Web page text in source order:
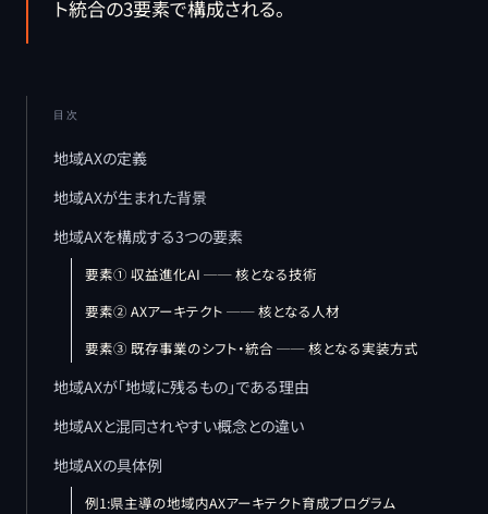
ト統合の3要素で構成される。
目次
地域AXの定義
地域AXが生まれた背景
地域AXを構成する3つの要素
要素① 収益進化AI ── 核となる技術
要素② AXアーキテクト ── 核となる人材
要素③ 既存事業のシフト・統合 ── 核となる実装方式
地域AXが「地域に残るもの」である理由
地域AXと混同されやすい概念との違い
地域AXの具体例
例1:県主導の地域内AXアーキテクト育成プログラム